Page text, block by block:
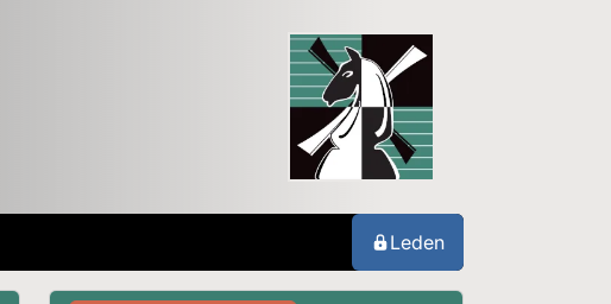
Leden